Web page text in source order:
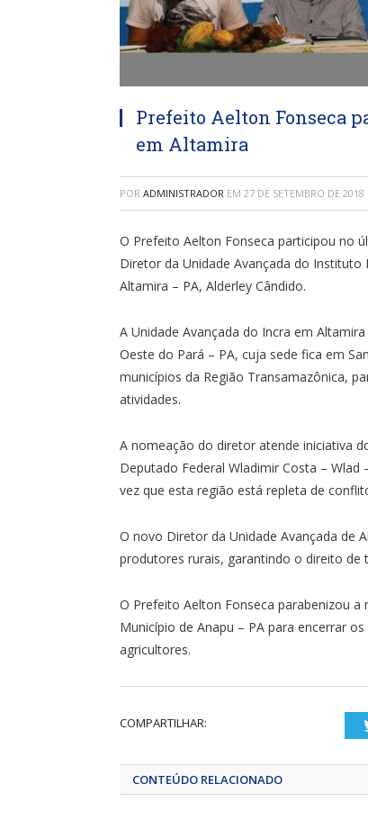
Prefeito Aelton Fonseca
em Altamira
POR ADMINISTRADOR EM 27 DE SETEMBRO DE 2018
O Prefeito Aelton Fonseca participou no
Diretor da Unidade Avançada do Instituto
Altamira – PA, Alderley Cândido.
A Unidade Avançada do Incra em
Oeste do Pará – PA, cuja sede fica em
municípios da Região Transamazônica,
atividades.
A nomeação do diretor atende iniciativa
Deputado Federal Wladimir Costa –
vez que esta região está repleta de
O novo Diretor da Unidade Avançada de
produtores rurais, garantindo o direito de
O Prefeito Aelton Fonseca parabenizou
Município de Anapu – PA para encerrar
agricultores.
COMPARTILHAR:
CONTEÚDO RELACIONADO